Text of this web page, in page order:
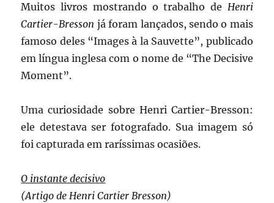
Muitos livros mostrando o trabalho de Henri
Cartier-Bresson já foram lançados, sendo o mais
famoso deles “Images à la Sauvette”, publicado
em língua inglesa com o nome de “The Decisive
Moment”.
Uma curiosidade sobre Henri Cartier-Bresson:
ele detestava ser fotografado. Sua imagem só
foi capturada em raríssimas ocasiões.
O instante decisivo
(Artigo de Henri Cartier Bresson)